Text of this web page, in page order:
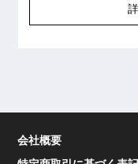
会社概要